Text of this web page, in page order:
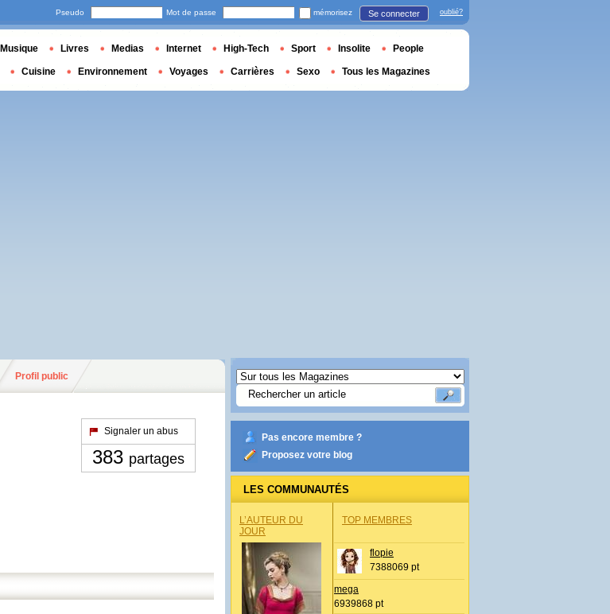
Profil public
Signaler un abus
383 partages
Pas encore membre ?
Proposez votre blog
LES COMMUNAUTÉS
L’AUTEUR DU
JOUR
TOP MEMBRES
flopie
7388069 pt
mega
6939868 pt
Pseudo Mot de passe mémorisez Se connecter oublié?
Musique Livres Medias Internet High-Tech Sport Insolite People
Cuisine Environnement Voyages Carrières Sexo Tous les Magazines